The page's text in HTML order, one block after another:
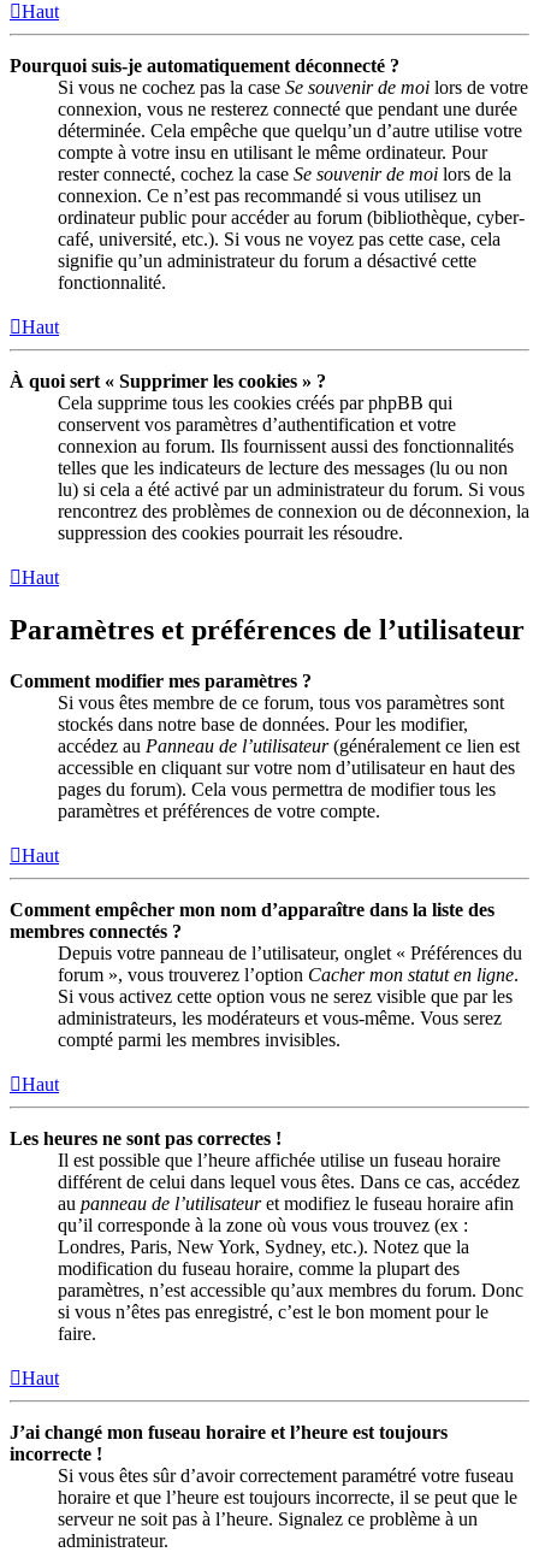
Haut
Pourquoi suis-je automatiquement déconnecté ?
Si vous ne cochez pas la case Se souvenir de moi lors de votre
connexion, vous ne resterez connecté que pendant une durée
déterminée. Cela empêche que quelqu’un d’autre utilise votre
compte à votre insu en utilisant le même ordinateur. Pour
rester connecté, cochez la case Se souvenir de moi lors de la
connexion. Ce n’est pas recommandé si vous utilisez un
ordinateur public pour accéder au forum (bibliothèque, cyber-
café, université, etc.). Si vous ne voyez pas cette case, cela
signifie qu’un administrateur du forum a désactivé cette
fonctionnalité.
Haut
À quoi sert « Supprimer les cookies » ?
Cela supprime tous les cookies créés par phpBB qui
conservent vos paramètres d’authentification et votre
connexion au forum. Ils fournissent aussi des fonctionnalités
telles que les indicateurs de lecture des messages (lu ou non
lu) si cela a été activé par un administrateur du forum. Si vous
rencontrez des problèmes de connexion ou de déconnexion, la
suppression des cookies pourrait les résoudre.
Haut
Paramètres et préférences de l’utilisateur
Comment modifier mes paramètres ?
Si vous êtes membre de ce forum, tous vos paramètres sont
stockés dans notre base de données. Pour les modifier,
accédez au Panneau de l’utilisateur(généralement ce lien est
accessible en cliquant sur votre nom d’utilisateur en haut des
pages du forum). Cela vous permettra de modifier tous les
paramètres et préférences de votre compte.
Haut
Comment empêcher mon nom d’apparaître dans la liste des
membres connectés ?
Depuis votre panneau de l’utilisateur, onglet « Préférences du
forum », vous trouverez l’option Cacher mon statut en ligne.
Si vous activez cette option vous ne serez visible que par les
administrateurs, les modérateurs et vous-même. Vous serez
compté parmi les membres invisibles.
Haut
Les heures ne sont pas correctes !
Il est possible que l’heure affichée utilise un fuseau horaire
différent de celui dans lequel vous êtes. Dans ce cas, accédez
au panneau de l’utilisateuret modifiez le fuseau horaire afin
qu’il corresponde à la zone où vous vous trouvez (ex :
Londres, Paris, New York, Sydney, etc.). Notez que la
modification du fuseau horaire, comme la plupart des
paramètres, n’est accessible qu’aux membres du forum. Donc
si vous n’êtes pas enregistré, c’est le bon moment pour le
faire.
Haut
J’ai changé mon fuseau horaire et l’heure est toujours
incorrecte !
Si vous êtes sûr d’avoir correctement paramétré votre fuseau
horaire et que l’heure est toujours incorrecte, il se peut que le
serveur ne soit pas à l’heure. Signalez ce problème à un
administrateur.